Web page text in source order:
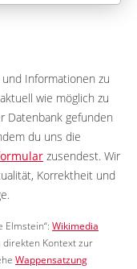
Informationen zu
wie möglich zu
Datenbank gefunden
du uns die
zusendest. Wir
Korrektheit und
Elmstein“: Wikimedia
direkten Kontext zur
Wappensatzung